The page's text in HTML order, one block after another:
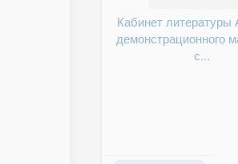
Кабинет
демонстрационного
с...